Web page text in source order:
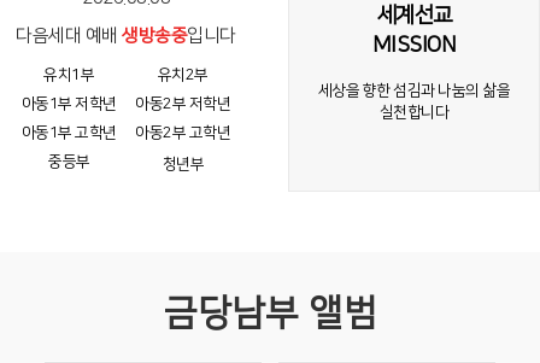
다음세대 예배생방송중입니다
유치1부
유치2부
아동1부 저학년
아동2부 저학년
아동1부 고학년
아동2부 고학년
중등부
청년부
세계선교
MISSION
세상을 향한 섬김과 나눔의 삶을
실천합니다
금당남부 앨범